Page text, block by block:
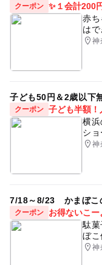
クーポン ✨１会計200
赤
は
神
子ども50円＆2歳以下
クーポン 子ども半額
横
ショ
神
7/18～8/23 かまぼこ
クーポン
お得ないこー
駄菓
ぼこ
神